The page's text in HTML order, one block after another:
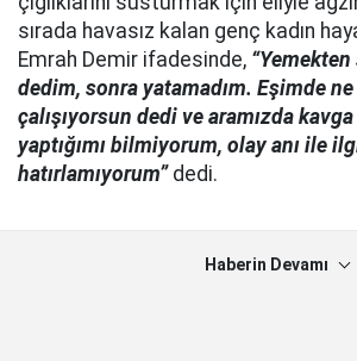
sırada havasız kalan genç kadın
Emrah Demir ifadesinde,
dedim, sonra yatamadım. Eşimde
çalışıyorsun dedi ve aramızda
yaptığımı bilmiyorum, olay anı ile
hatırlamıyorum”dedi.
Haberin Devamı